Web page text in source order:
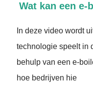
Wat kan een
In deze video wordt
technologie speelt in
behulp van een e-
hoe bedrijven hie